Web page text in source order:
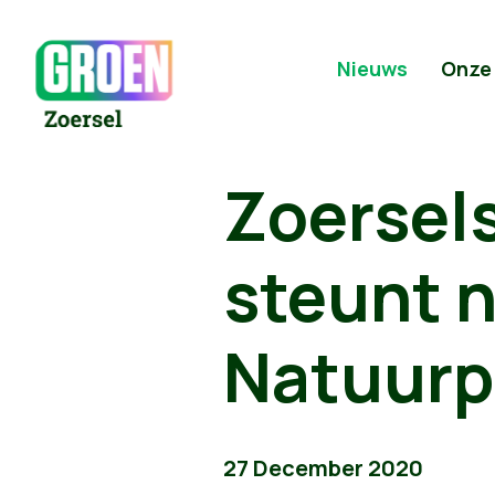
Nieuws
steunt
27 December 2020